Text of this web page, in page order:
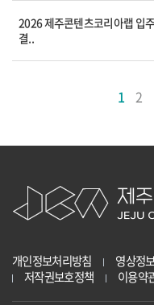
2026 제주콘텐츠코리아랩 입
결..
1 2
개인정보처리방침
영상정
저작권보호정책
이용약